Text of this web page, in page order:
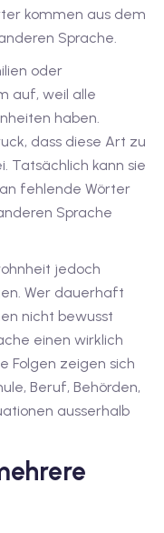
kommen aus dem
Sprache.
oder
auf, weil alle
haben.
dass diese Art zu
Tatsächlich kann sie
fehlende Wörter
Sprache
jedoch
Wer dauerhaft
nicht bewusst
einen wirklich
Folgen zeigen sich
Beruf, Behörden,
ausserhalb